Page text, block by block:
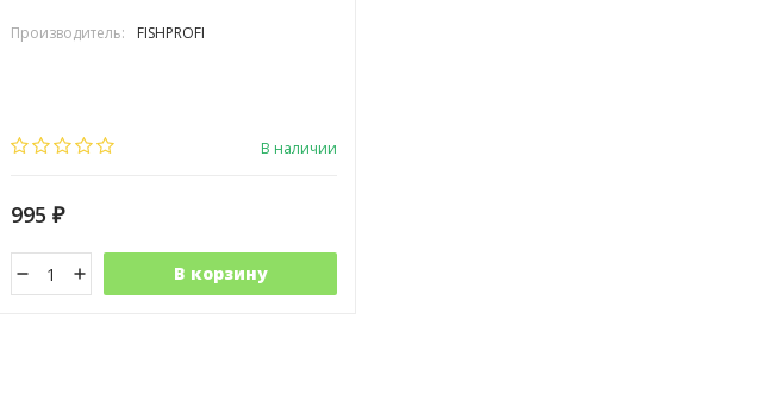
Производитель: FISHPROFI
В наличии
995 ₽
В корзину